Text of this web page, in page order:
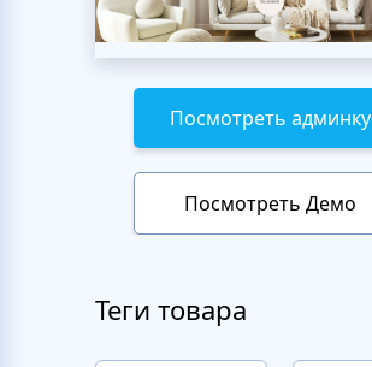
Посмотреть админку
Посмотреть Демо
Теги товара